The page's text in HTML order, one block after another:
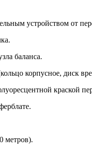
устройством от
баланса.
корпусное, диск
краской
метров).